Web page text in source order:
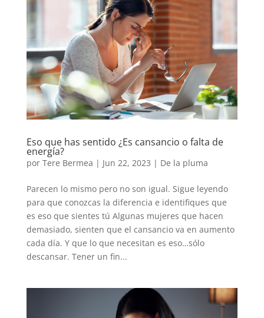
Eso que has sentido ¿Es cansancio o falta de
energía?
por Tere Bermea | Jun 22, 2023 | De la pluma
Parecen lo mismo pero no son igual. Sigue leyendo
para que conozcas la diferencia e identifiques que
es eso que sientes tú Algunas mujeres que hacen
demasiado, sienten que el cansancio va en aumento
cada día. Y que lo que necesitan es eso…sólo
descansar. Tener un fin...